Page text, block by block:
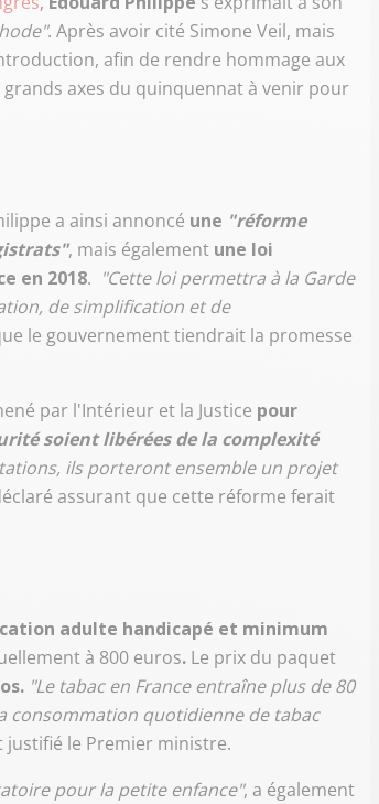
. Après avoir cité Simone Veil, mais
afin de rendre hommage aux
axes du quinquennat à venir pour
a ainsi annoncé une "réforme
, mais également une loi
en 2018. "Cette loi permettra à la Garde
de simplification et de
le gouvernement tiendrait la promesse
par l'Intérieur et la Justice pour
soient libérées de la complexité
ils porteront ensemble un projet
assurant que cette réforme ferait
adulte handicapé et minimum
à 800 euros. Le prix du paquet
"Le tabac en France entraîne plus de 80
consommation quotidienne de tabac
justifié le Premier ministre.
pour la petite enfance", a également